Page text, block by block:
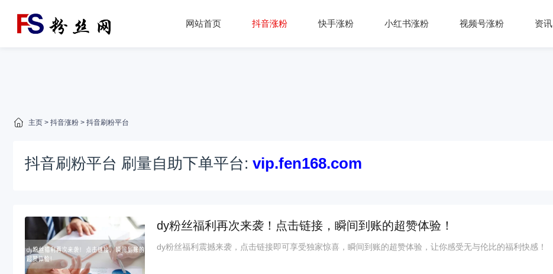
网站首页 抖音涨粉 快手涨粉 小红书涨粉 视频号涨粉 资讯
主页 > 抖音涨粉 > 抖音刷粉平台
抖音刷粉平台 刷量自助下单平台: vip.fen168.com
dy粉丝福利再次来袭！点击链接，瞬间到账的超赞体验！
dy粉丝福利震撼来袭，点击链接即可享受独家惊喜，瞬间到账的超赞体验，让你感受无与伦比的福利快感！